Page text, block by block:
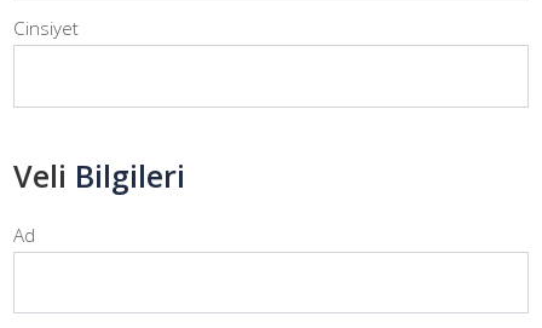
Cinsiyet
Veli Bilgileri
Ad